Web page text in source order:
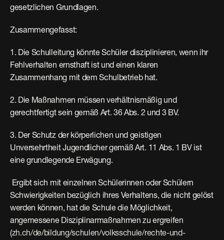
gesetzlichen Grundlagen.
Zusammengefasst:
1. Die Schulleitung könnte Schüler disziplinieren, wenn ihr
Fehlverhalten ernsthaft ist und einen klaren
Zusammenhang mit dem Schulbetrieb hat.
2. Die Maßnahmen müssen verhältnismäßig und
gerechtfertigt sein gemäß Art. 36 Abs. 2 und 3 BV.
3. Der Schutz der körperlichen und geistigen
Unversehrtheit Jugendlicher gemäß Art. 11 Abs. 1 BV ist
eine grundlegende Erwägung.
Schwierigkeiten bezüglich ihres Verhaltens, die nicht gelöst
werden können, hat die Schule die Möglichkeit,
angemessene Disziplinarmaßnahmen zu ergreifen
(zh.ch/de/bildung/schulen/volksschule/rechte-und-